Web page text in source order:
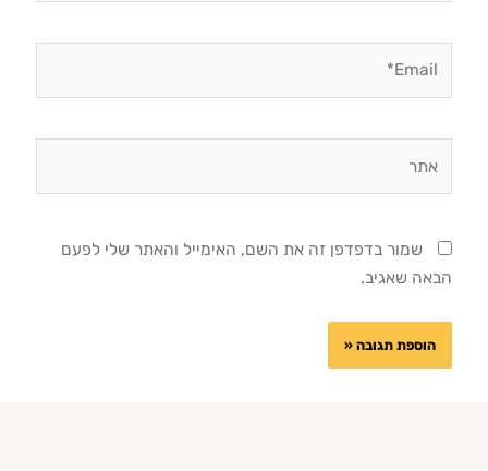
שמור בדפדפן זה את השם, האימייל והאתר שלי לפעם
הבאה שאגיב.